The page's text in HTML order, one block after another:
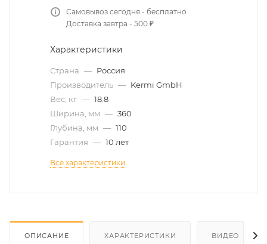
Самовывоз сегодня - бесплатно
Доставка завтра - 500 ₽
Характеристики
Страна — Россия
Производитель — Kermi GmbH
Вес, кг — 18.8
Ширина, мм — 360
Глубина, мм — 110
Гарантия — 10 лет
Все характеристики
ОПИСАНИЕ ХАРАКТЕРИСТИКИ ВИДЕО